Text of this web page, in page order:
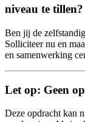
niveau te tillen?
Ben jij de
Solliciteer nu en
en samenwerking
Let op: Geen
Deze opdracht kan